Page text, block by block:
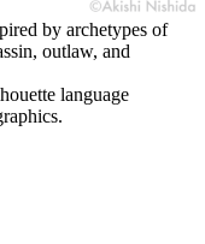
by archetypes of
outlaw, and
language